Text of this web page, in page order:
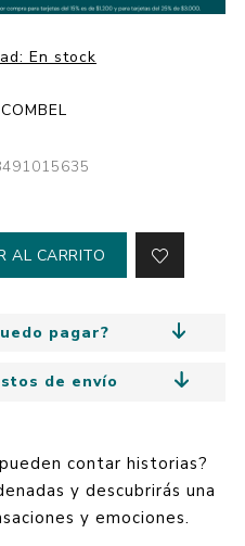
En stock
COMBEL
AL CARRITO
pagar?
de envío
contar historias?
y descubrirás una
y emociones.